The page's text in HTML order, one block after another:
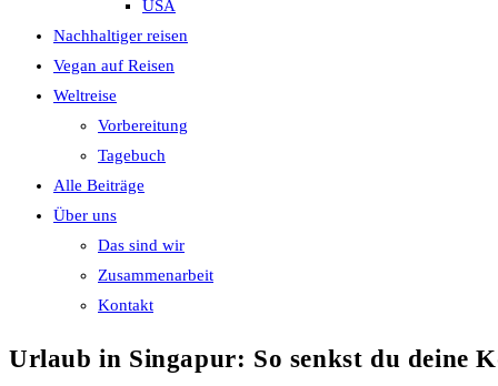
USA
Nachhaltiger reisen
Vegan auf Reisen
Weltreise
Vorbereitung
Tagebuch
Alle Beiträge
Über uns
Das sind wir
Zusammenarbeit
Kontakt
Urlaub in Singapur: So senkst du deine